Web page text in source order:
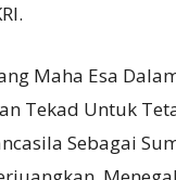
Maha Esa
Tekad Untuk
Sebagai